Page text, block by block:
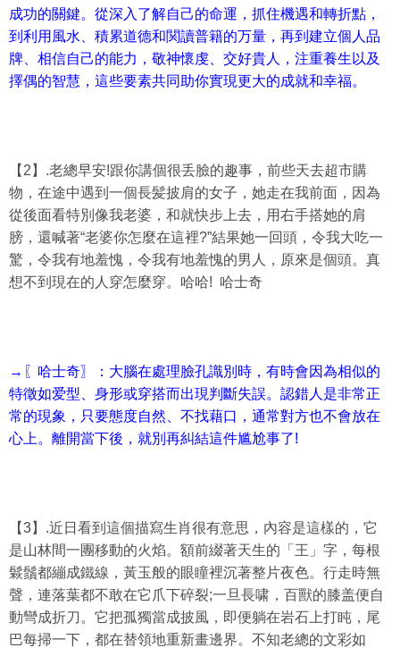
成功的關鍵。從深入了解自己的命運，抓住機遇和轉折點，
到利用風水、積累道德和関讀普籍的万量，再到建立個人品
牌、相信自己的能力，敬神懷虔、交好貴人，注重養生以及
擇偶的智慧，這些要素共同助你實現更大的成就和幸福。
【2】.老總早安!跟你講個很丢臉的趣事，前些天去超市購
物，在途中遇到一個長髪披肩的女子，她走在我前面，因為
從後面看特別像我老婆，和就快步上去，用右手搭她的肩
膀，還喊著“老婆你怎麼在這裡?”結果她一回頭，令我大吃一
驚，令我有地羞愧，令我有地羞愧的男人，原來是個頭。真
想不到現在的人穿怎麼穿。哈哈! 哈士奇
→〖哈士奇〗：大腦在處理臉孔識別時，有時會因為相似的
特徵如爱型、身形或穿搭而出現判斷失誤。認錯人是非常正
常的現象，只要態度自然、不找藉口，通常對方也不會放在
心上。離開當下後，就別再糾結這件尴尬事了!
【3】.近日看到這個描寫生肖很有意思，內容是這樣的，它
是山林間一團移動的火焰。額前綴著天生的「王」字，每根
鬏鬚都繃成鐵線，黃玉般的眼瞳裡沉著整片夜色。行走時無
聲，連落葉都不敢在它爪下碎裂;一旦長啸，百獸的膝盖便自
動彎成折刀。它把孤獨當成披風，即便躺在岩石上打盹，尾
巴每掃一下，都在替領地重新畫邊界。不知老總的文彩如